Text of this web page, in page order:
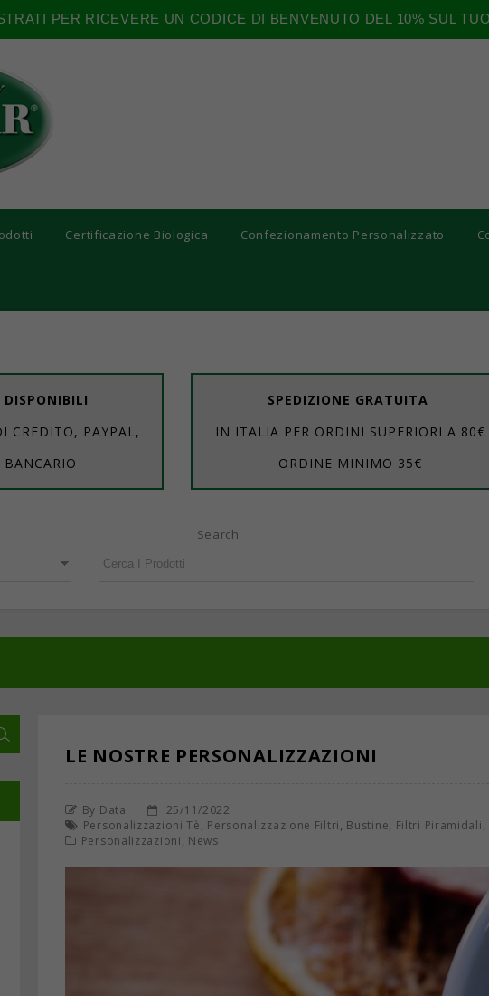
PER RICEVERE UN CODICE DI BENVENUTO DEL 10% SUL
Certificazione Biologica Confezionamento Personalizzato
CREDITO, PAYPAL,
SPEDIZIONE GRATUITA
IN ITALIA PER ORDINI SUPERIORI A 80€
ORDINE MINIMO 35€
Search
LE NOSTRE PERSONALIZZAZIONI
By Data
25/11/2022
Personalizzazioni Tè, Personalizzazione Filtri, Bustine, Filtri Piramidali,
Personalizzazioni, News